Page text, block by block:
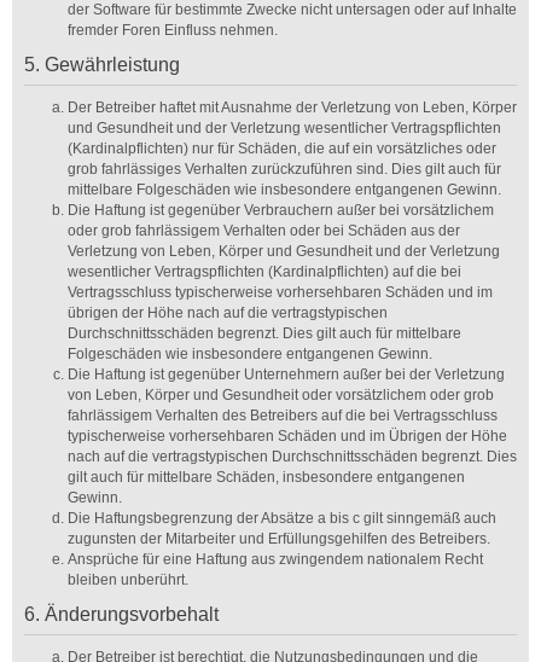
der Software für bestimmte Zwecke nicht untersagen oder auf Inhalte
fremder Foren Einfluss nehmen.
5. Gewährleistung
Der Betreiber haftet mit Ausnahme der Verletzung von Leben, Körper
und Gesundheit und der Verletzung wesentlicher Vertragspflichten
(Kardinalpflichten) nur für Schäden, die auf ein vorsätzliches oder
grob fahrlässiges Verhalten zurückzuführen sind. Dies gilt auch für
mittelbare Folgeschäden wie insbesondere entgangenen Gewinn.
Die Haftung ist gegenüber Verbrauchern außer bei vorsätzlichem
oder grob fahrlässigem Verhalten oder bei Schäden aus der
Verletzung von Leben, Körper und Gesundheit und der Verletzung
wesentlicher Vertragspflichten (Kardinalpflichten) auf die bei
Vertragsschluss typischerweise vorhersehbaren Schäden und im
übrigen der Höhe nach auf die vertragstypischen
Durchschnittsschäden begrenzt. Dies gilt auch für mittelbare
Folgeschäden wie insbesondere entgangenen Gewinn.
Die Haftung ist gegenüber Unternehmern außer bei der Verletzung
von Leben, Körper und Gesundheit oder vorsätzlichem oder grob
fahrlässigem Verhalten des Betreibers auf die bei Vertragsschluss
typischerweise vorhersehbaren Schäden und im Übrigen der Höhe
nach auf die vertragstypischen Durchschnittsschäden begrenzt. Dies
gilt auch für mittelbare Schäden, insbesondere entgangenen
Gewinn.
Die Haftungsbegrenzung der Absätze a bis c gilt sinngemäß auch
zugunsten der Mitarbeiter und Erfüllungsgehilfen des Betreibers.
Ansprüche für eine Haftung aus zwingendem nationalem Recht
bleiben unberührt.
6. Änderungsvorbehalt
Der Betreiber ist berechtigt, die Nutzungsbedingungen und die